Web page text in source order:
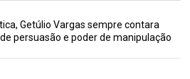
Getúlio Vargas sempre contara
persuasão e poder de manipulação